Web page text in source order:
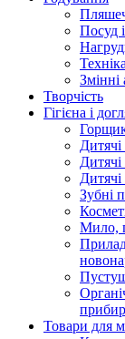
Посуд
Змінні
Творчість
Гігієна і
Дитячі
Зубні
Мило,
Товари для